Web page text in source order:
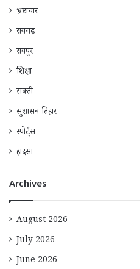
भ्रष्टाचार
रायगढ़
रायपुर
शिक्षा
सक्ती
सुशासन तिहार
स्पोर्ट्स
हादसा
Archives
August 2026
July 2026
June 2026